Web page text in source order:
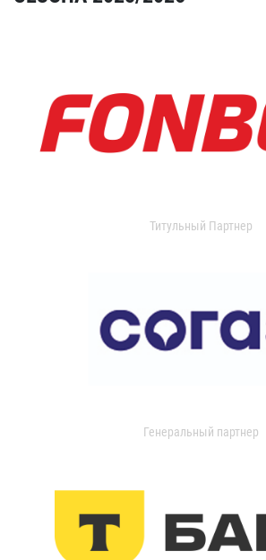
Титульный Партнер
Генеральный партнер